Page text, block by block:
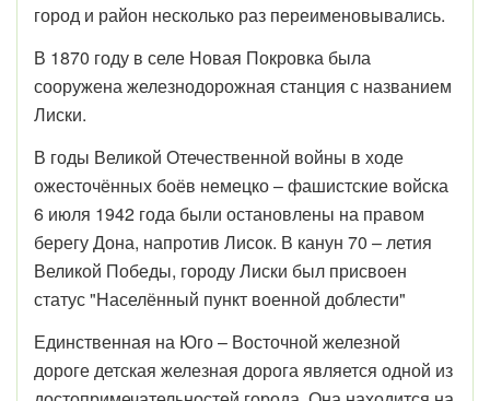
город и район несколько раз переименовывались.
В 1870 году в селе Новая Покровка была
сооружена железнодорожная станция с названием
Лиски.
В годы Великой Отечественной войны в ходе
ожесточённых боёв немецко – фашистские войска
6 июля 1942 года были остановлены на правом
берегу Дона, напротив Лисок. В канун 70 – летия
Великой Победы, городу Лиски был присвоен
статус "Населённый пункт военной доблести"
Единственная на Юго – Восточной железной
дороге детская железная дорога является одной из